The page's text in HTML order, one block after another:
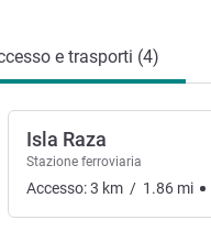
e trasporti (4)
Isla Raza
Stazione ferroviaria
Accesso:3 km / 1.86 mi